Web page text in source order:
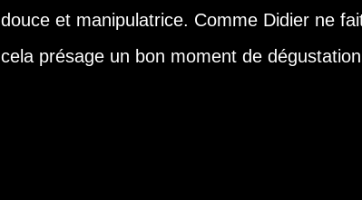
douce et manipulatrice. Comme Didier ne
cela présage un bon moment de